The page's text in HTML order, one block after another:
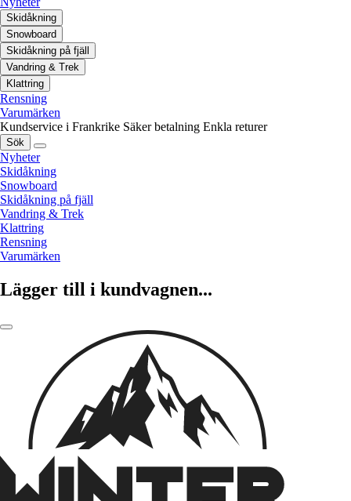
Skidåkning
Snowboard
Skidåkning på fjäll
Vandring & Trek
Klattring
Rensning
Varumärken
Kundservice i Frankrike Säker betalning Enkla returer
Sök
Nyheter
Skidåkning
Snowboard
Skidåkning på fjäll
Vandring & Trek
Klattring
Rensning
Varumärken
Lägger till i kundvagnen...